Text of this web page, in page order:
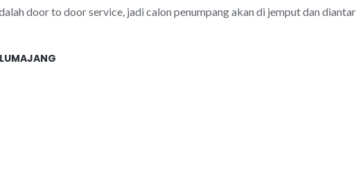
door to door service, jadi calon penumpang akan di jemput dan